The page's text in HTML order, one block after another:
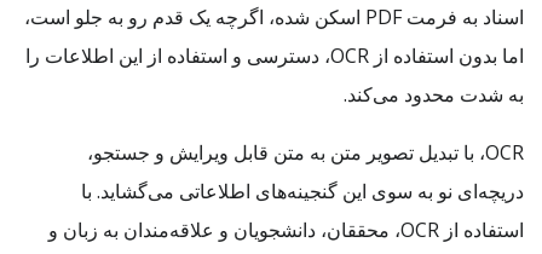
اسناد به فرمت PDF اسکن شده، اگرچه یک قدم رو به جلو است،
اما بدون استفاده از OCR، دسترسی و استفاده از این اطلاعات را
به شدت محدود می‌کند.
OCR، با تبدیل تصویر متن به متن قابل ویرایش و جستجو،
دریچه‌ای نو به سوی این گنجینه‌های اطلاعاتی می‌گشاید. با
استفاده از OCR، محققان، دانشجویان و علاقه‌مندان به زبان و